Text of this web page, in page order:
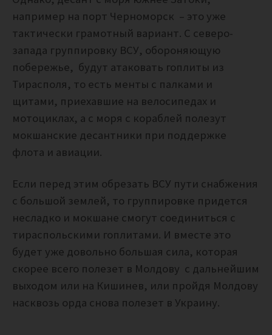
например на порт Черноморск – это уже
тактически грамотный вариант. С северо-
запада группировку ВСУ, обороняющую
побережье, будут атаковать гоплиты из
Тирасполя, то есть менты с палками и
щитами, приехавшие на велосипедах и
мотоциклах, а с моря с кораблей полезут
мокшанские десантники при поддержке
флота и авиации.
Если перед этим обрезать ВСУ пути снабжения
с большой землей, то группировке придется
несладко и мокшане смогут соединиться с
тираспольскими гоплитами. И вместе это
будет уже довольно большая сила, которая
скорее всего полезет в Молдову с дальнейшим
выходом или на Кишинев, или пройдя Молдову
насквозь орда снова полезет в Украину.